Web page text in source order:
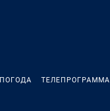
ПОГОДА ТЕЛЕПРОГРАММА